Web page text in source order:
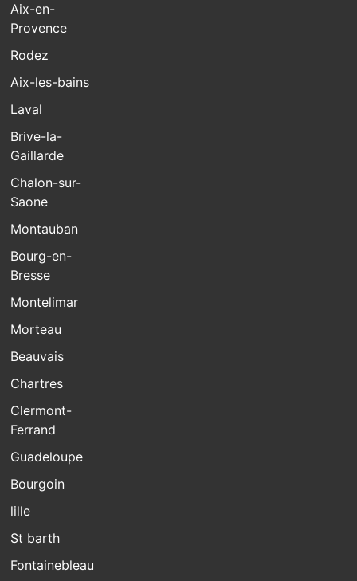
Aix-en-
Provence
Rodez
Aix-les-bains
Laval
Brive-la-
Gaillarde
Chalon-sur-
Saone
Montauban
Bourg-en-
Bresse
Montelimar
Morteau
Beauvais
Chartres
Clermont-
Ferrand
Guadeloupe
Bourgoin
lille
St barth
Fontainebleau